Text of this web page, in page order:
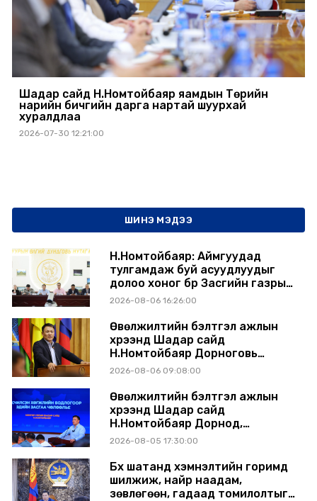
Шадар сайд Н.Номтойбаяр яамдын Төрийн
нарийн бичгийн дарга нартай шуурхай
хуралдлаа
2026-07-30 12:21:00
ШИНЭ МЭДЭЭ
Н.Номтойбаяр: Аймгуудад
тулгамдаж буй асуудлуудыг
долоо хоног бүр Засгийн газрын
хуралдаанд танилцуулж,
2026-08-06 16:26:00
Өвөлжилтийн бэлтгэл ажлын
хүрээнд Шадар сайд
Н.Номтойбаяр Дорноговь
аймагт ажиллав
2026-08-06 09:08:00
Өвөлжилтийн бэлтгэл ажлын
хүрээнд Шадар сайд
Н.Номтойбаяр Дорнод,
Сүхбаатар аймагт ажиллав
2026-08-05 17:30:00
Бүх шатанд хэмнэлтийн горимд
шилжиж, найр наадам,
зөвлөгөөн, гадаад томилолтыг